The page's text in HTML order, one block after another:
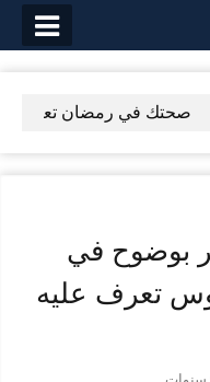
صحتك في رمضان تعرف علي
بوضوح في
تعرف عليه